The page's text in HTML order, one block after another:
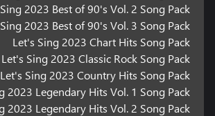
2023 Best of 90's Vol. 2 Song Pack
2023 Best of 90's Vol. 3 Song Pack
Let's Sing 2023 Chart Hits Song Pack
Let's Sing 2023 Classic Rock Song Pack
Let's Sing 2023 Country Hits Song Pack
2023 Legendary Hits Vol. 1 Song Pack
2023 Legendary Hits Vol. 2 Song Pack